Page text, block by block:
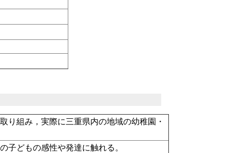
り組み，実際に三重県内の地域の幼稚園・
子どもの感性や発達に触れる。